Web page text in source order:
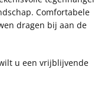
Comfortabele
dragen bij aan de
u een vrijblijvende